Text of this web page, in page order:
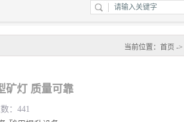
当前位置： 首页 ->
矿灯 质量可靠
：441